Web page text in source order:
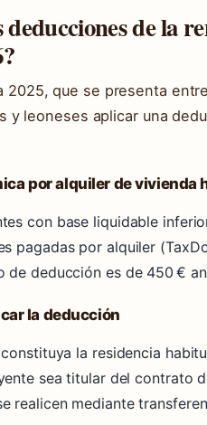
deducciones de la
2025, que se presenta
y leoneses aplicar una
por alquiler de vivienda
con base liquidable
pagadas por alquiler
de deducción es de 450 €
la deducción
la residencia
sea titular del contrato
realicen mediante